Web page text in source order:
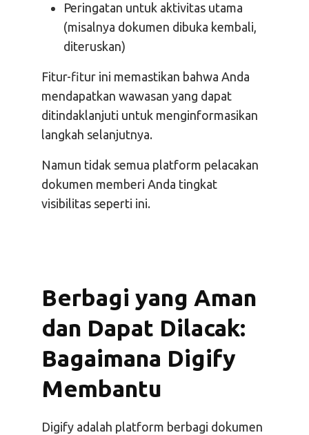
Peringatan untuk aktivitas utama
(misalnya dokumen dibuka kembali,
diteruskan)
Fitur-fitur ini memastikan bahwa Anda
mendapatkan wawasan yang dapat
ditindaklanjuti untuk menginformasikan
langkah selanjutnya.
Namun tidak semua platform pelacakan
dokumen memberi Anda tingkat
visibilitas seperti ini.
Berbagi yang Aman
dan Dapat Dilacak:
Bagaimana Digify
Membantu
Digify adalah platform berbagi dokumen